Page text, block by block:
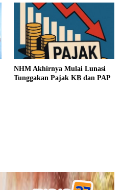
NHM Akhirnya Mulai Lunasi
Tunggakan Pajak KB dan PAP